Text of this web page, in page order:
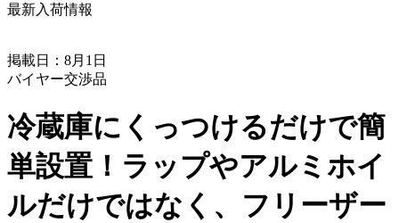
最新入荷情報
掲載日：8月1日
バイヤー交渉品
冷蔵庫にくっつけるだけで簡
単設置！ラップやアルミホイ
ルだけではなく、フリーザー